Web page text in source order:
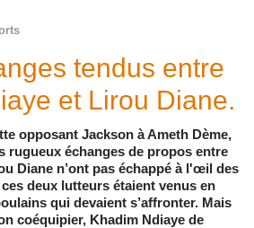
tendus entre
et Lirou Diane.
opposant Jackson à Ameth Dème,
rugueux échanges de propos entre
Diane n’ont pas échappé à l'œil des
deux lutteurs étaient venus en
qui devaient s’affronter. Mais
coéquipier, Khadim Ndiaye de